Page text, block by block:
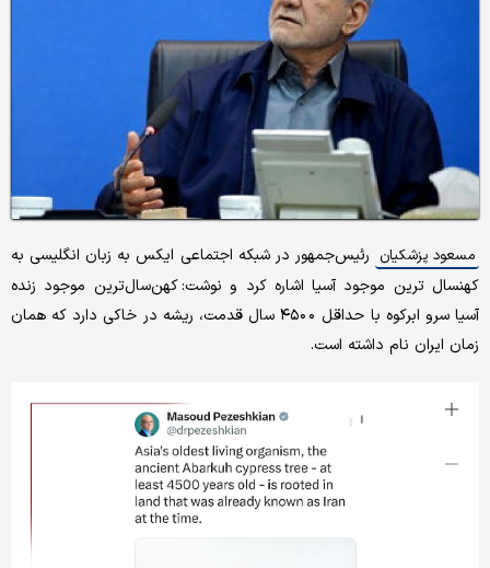
مسعود پزشکیان رئیس‌جمهور در شبکه اجتماعی ایکس به زبان انگلیسی به
کهنسال ترین موجود آسیا اشاره کرد و نوشت: کهن‌سال‌ترین موجود زنده
آسیا سرو ابرکوه با حداقل ۴۵٠٠ سال قدمت، ریشه در خاکی دارد که همان
زمان ایران نام داشته است.